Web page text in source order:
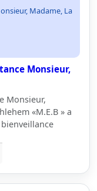
Madame, La
Monsieur,
Monsieur,
«M.E.B » a